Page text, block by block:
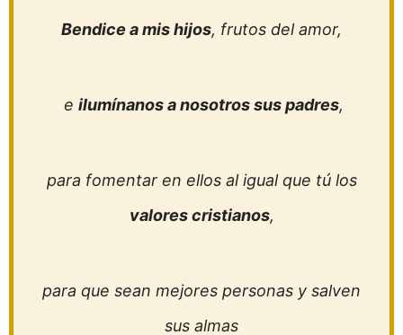
Bendice a mis hijos, frutos del amor,
e ilumínanos a nosotros sus padres,
para fomentar en ellos al igual que tú los
valores cristianos,
para que sean mejores personas y salven
sus almas